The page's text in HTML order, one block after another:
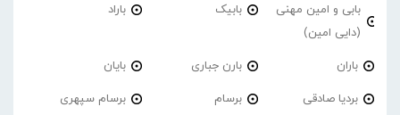
بابی و امین مهنی
(دایی امین)
بابیک باراد
باران بارن جباری بایان
بردیا صادقی برسام برسام سپهری